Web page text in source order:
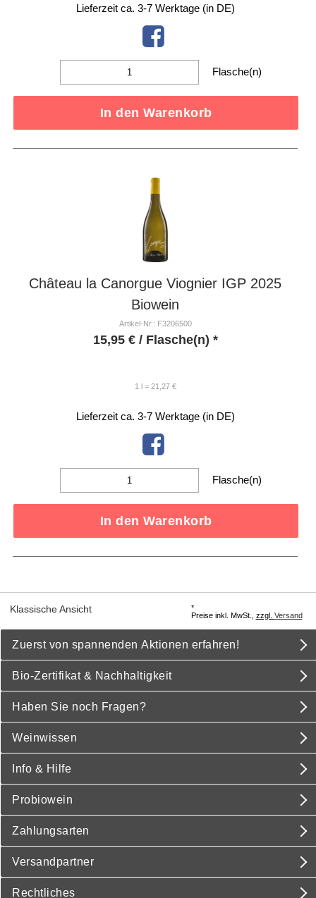
Lieferzeit ca. 3-7 Werktage (in DE)
Flasche(n)
In den Warenkorb
Château la Canorgue Viognier IGP 2025
Biowein
Artikel-Nr.: F3206500
15,95 €/ Flasche(n) *
1 l = 21,27 €
Lieferzeit ca. 3-7 Werktage (in DE)
Flasche(n)
In den Warenkorb
Klassische Ansicht
*
Preise inkl. MwSt., zzgl. Versand
Zuerst von spannenden Aktionen erfahren!
Bio-Zertifikat & Nachhaltigkeit
Haben Sie noch Fragen?
Weinwissen
Info & Hilfe
Probiowein
Zahlungsarten
Versandpartner
Rechtliches